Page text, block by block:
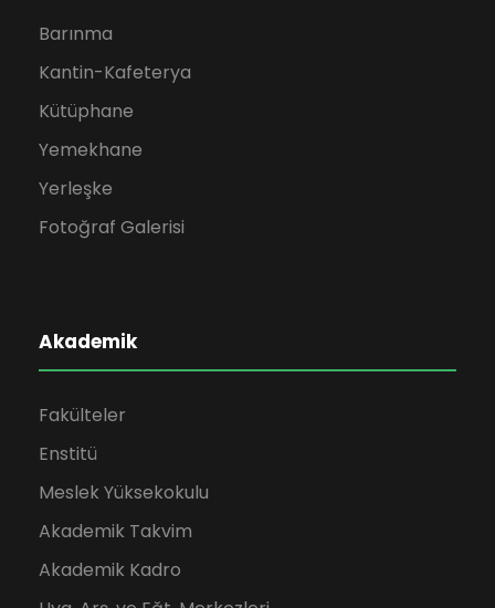
Barınma
Kantin-Kafeterya
Kütüphane
Yemekhane
Yerleşke
Fotoğraf Galerisi
Akademik
Fakülteler
Enstitü
Meslek Yüksekokulu
Akademik Takvim
Akademik Kadro